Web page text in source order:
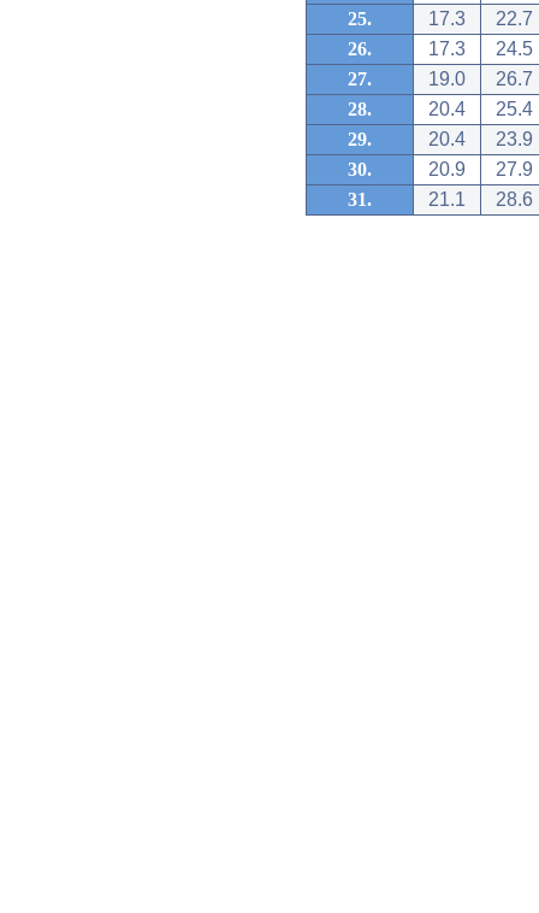
25.
17.3
22.7
26.
17.3
24.5
27.
19.0
26.7
28.
20.4
25.4
29.
20.4
23.9
30.
20.9
27.9
31.
21.1 28.6